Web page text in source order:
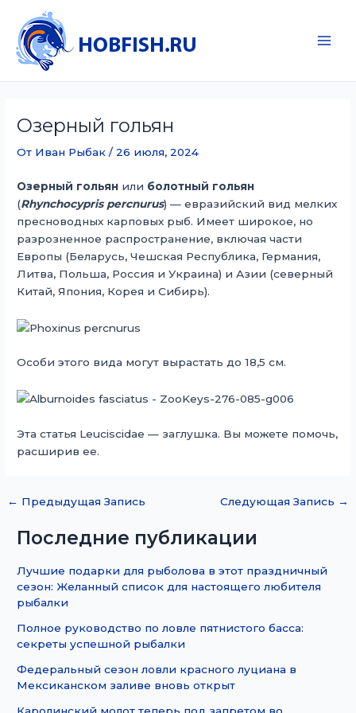
содержимому
Озерный гольян
От Иван Рыбак/ 26 июля, 2024
Озерный гольян или болотный гольян
(Rhynchocypris percnurus) — евразийский вид мелких
пресноводных карповых рыб. Имеет широкое, но
разрозненное распространение, включая части
Европы (Беларусь, Чешская Республика, Германия,
Литва, Польша, Россия и Украина) и Азии (северный
Китай, Япония, Корея и Сибирь).
Особи этого вида могут вырастать до 18,5 см.
Эта статья Leuciscidae — заглушка. Вы можете помочь,
расширив ее.
← Предыдущая Запись Следующая Запись →
Последние публикации
Лучшие подарки для рыболова в этот праздничный
сезон: Желанный список для настоящего любителя
рыбалки
Полное руководство по ловле пятнистого басса:
секреты успешной рыбалки
Федеральный сезон ловли красного луциана в
Мексиканском заливе вновь открыт